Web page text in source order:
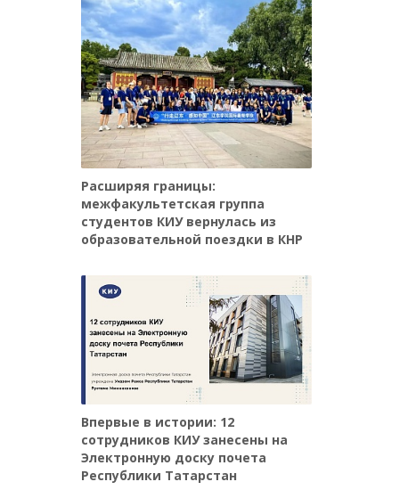
Расширяя границы:
межфакультетская группа
студентов КИУ вернулась из
образовательной поездки в КНР
Впервые в истории: 12
сотрудников КИУ занесены на
Электронную доску почета
Республики Татарстан